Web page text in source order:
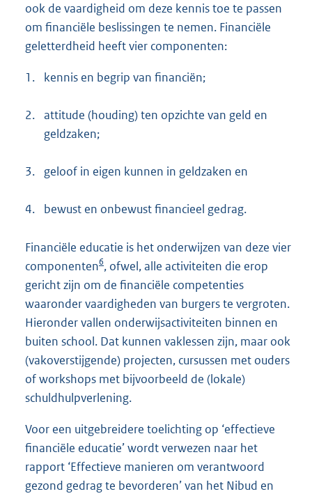
ook de vaardigheid om deze kennis toe te passen
om financiële beslissingen te nemen. Financiële
geletterdheid heeft vier componenten:
1. kennis en begrip van financiën;
2. attitude (houding) ten opzichte van geld en
geldzaken;
3. geloof in eigen kunnen in geldzaken en
4. bewust en onbewust financieel gedrag.
Financiële educatie is het onderwijzen van deze vier
componenten6, ofwel, alle activiteiten die erop
gericht zijn om de financiële competenties
waaronder vaardigheden van burgers te vergroten.
Hieronder vallen onderwijsactiviteiten binnen en
buiten school. Dat kunnen vaklessen zijn, maar ook
(vakoverstijgende) projecten, cursussen met ouders
of workshops met bijvoorbeeld de (lokale)
schuldhulpverlening.
Voor een uitgebreidere toelichting op ‘effectieve
financiële educatie’ wordt verwezen naar het
rapport ‘Effectieve manieren om verantwoord
gezond gedrag te bevorderen’ van het Nibud en